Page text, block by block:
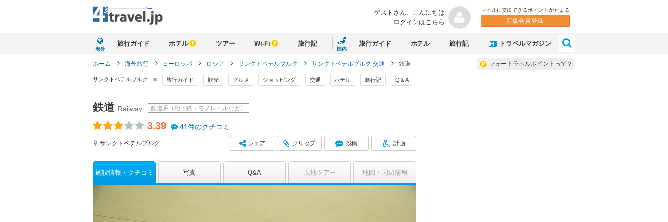
ゲストさん、 こんにちは
ログインはこちら
マイルに交換できるポイントがたまる
新規会員登録
海外
旅行ガイド ホテル ツアー Wi-Fi 旅行記
国内
旅行ガイド ホテル 旅行記 トラベルマガジン
フォートラベルポイントって？
ホーム 海外旅行 ヨーロッパ ロシア サンクトペテルブルク サンクトペテルブルク 交通 鉄道
サンクトペテルブルク × 旅行ガイド 観光 グルメ ショッピング 交通 ホテル 旅行記 Q＆A
鉄道 Railway 鉄道系（地下鉄・モノレールなど）
3.39 41件のクチコミ
サンクトペテルブルク シェア クリップ 投稿 計画
施設情報 クチコミ 写真 Q&A 現地ツアー 地図 周辺情報